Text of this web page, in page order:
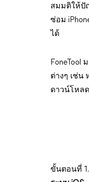
สมมติให้ปั
ซ่อม
ได้
ต่างๆ เช่น
ดาวน์โหล
ขั้นตอนที่ 1.